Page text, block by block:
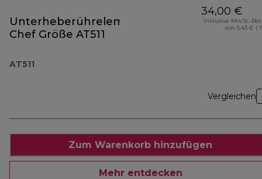
Unterheberührelement
Chef Größe AT511
AT511
34,00 €
Inklusive MwSt.-
von 5,43 € (
Vergleichen
Zum Warenkorb hinzufügen
Mehr entdecken